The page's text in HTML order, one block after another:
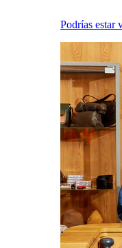
Podrías estar